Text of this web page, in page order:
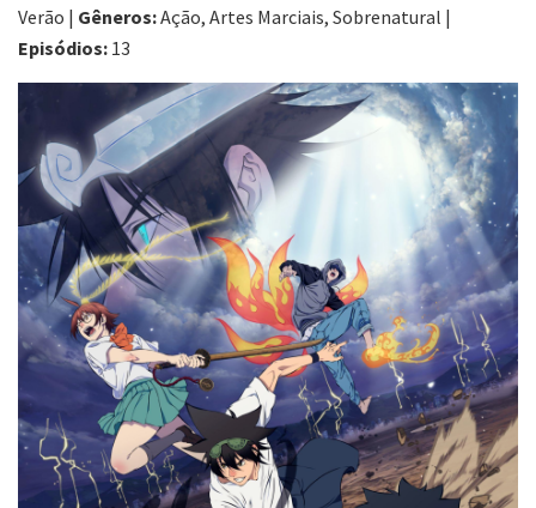
Verão | Gêneros:Ação, Artes Marciais, Sobrenatural |
Episódios: 13